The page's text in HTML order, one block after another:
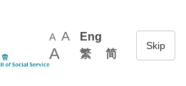
A A
A
Eng
繁
简